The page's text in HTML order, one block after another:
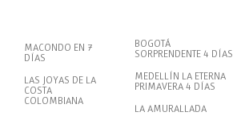
MACONDO EN 7
DÍAS
LAS JOYAS DE LA
COSTA
COLOMBIANA
BOGOTÁ
SORPRENDENTE 4 DÍAS
MEDELLÍN LA ETERNA
PRIMAVERA 4 DÍAS
LA AMURALLADA